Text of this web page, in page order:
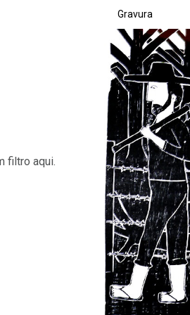
filtro aqui.
Resultados da
Gravura